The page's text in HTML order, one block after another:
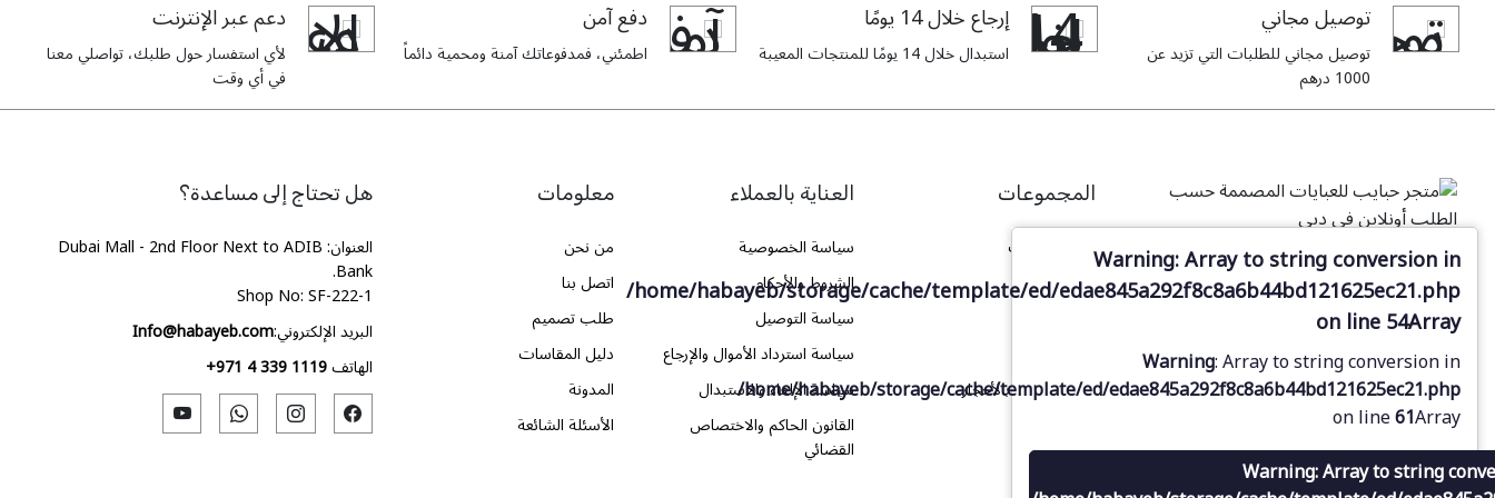
توصيل مجاني
توصيل مجاني للطلبات التي تزيد عن
1000 درهم
إرجاع خلال 14 يومًا
استبدال خلال 14 يومًا للمنتجات المعيبة
دفع آمن
اطمئني، فمدفوعاتك آمنة ومحمية دائماً
دعم عبر الإنترنت
لأي استفسار حول طلبك، تواصلي معنا
في أي وقت
مع أكثر من 28 عامًا من الخبرة في تصميم
أقمشة العبايات العربية، يقدّم لك متجرنا
الإلكتروني في دبي فرصة فريدة لتصميم
عباياتك المصممة حسب الطلب، مع الاختيار
من مجموعة من الأقمشة الأنيقة والفاخرة.
العناية بالعملاء
سياسة الخصوصية
الشروط والأحكام
سياسة التوصيل
سياسة استرداد الأموال والإرجاع
سياسة الإلغاء والاستبدال
القانون الحاكم والاختصاص
القضائي
معلومات
من نحن
اتصل بنا
طلب تصميم
دليل المقاسات
المدونة
الأسئلة الشائعة
هل تحتاج إلى مساعدة؟
العنوان: Dubai Mall - 2nd Floor Next to ADIB
Bank.
Shop No: SF-222-1
البريد الإلكتروني:Info@habayeb.com
الهاتف+971 4 339 1119
المجموعات
جميع العبايات
عباية مفتوحة
عباية مرصعة بالأحجار
Warning: Array to string conversion in
/home/habayeb/storage/cache/template/ed/edae845a292f8c8a6b44bd121625ec21.php
on line54Array
Warning: Array to string conversion in
/home/habayeb/storage/cache/template/ed/edae845a292f8c8a6b44bd121625ec21.php
on line61Array
Warning: Array to string